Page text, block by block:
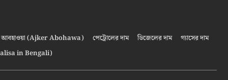
আবহাওয়া (Ajker Abohawa) পেট্রোলের দাম ডিজেলের দাম
গ্যাসের দাম
in Bengali)